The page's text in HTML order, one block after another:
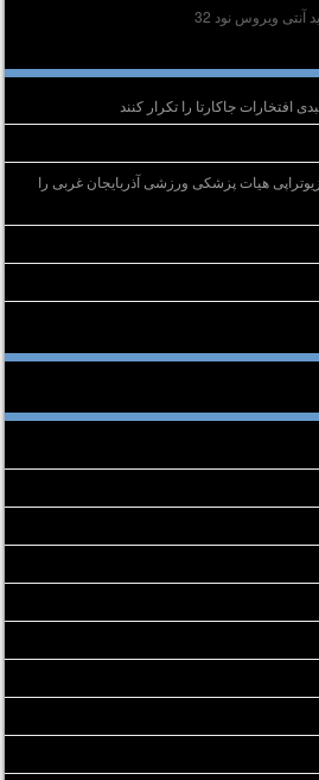
آنتی ویروس نود 32
جاکارتا را تکرار کنند
هیات پزشکی ورزشی آذربایجان غربی را